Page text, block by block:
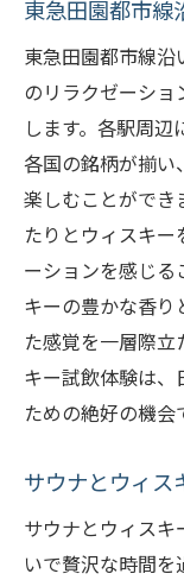
ッシュ
心を癒
サウナ
える
贅沢な時間
力
サウナ
とき
ウィス
サウナ
贅沢な
サウナ
東急田園都市線
東急田園都市線
のリラクゼーシ
します。各駅周
各国の銘柄が揃い
楽しむことができ
たりとウィスキ
ーションを感じ
キーの豊かな香
た感覚を一層際
キー試飲体験は
ための絶好の機会
サウナとウィス
サウナとウィス
いで贅沢な時間